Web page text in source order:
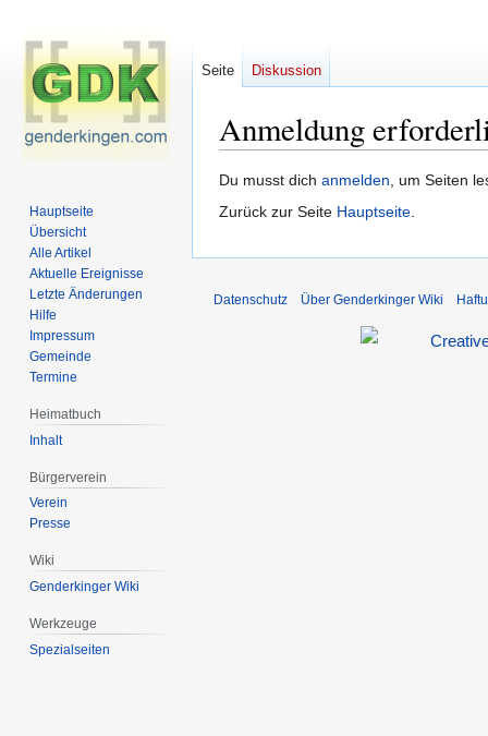
Anmeldung
Zur
Navigation
Zur
Suche
Du musst dich anmelden, um Seiten
Zurück zur Seite Hauptseite.
Seite Diskussion
Hauptseite
Übersicht
Alle Artikel
Aktuelle Ereignisse
Letzte Änderungen
Hilfe
Impressum
Gemeinde
Termine
Heimatbuch
Inhalt
Bürgerverein
Verein
Presse
Wiki
Genderkinger Wiki
Werkzeuge
Spezialseiten
Datenschutz Über Genderkinger Wiki